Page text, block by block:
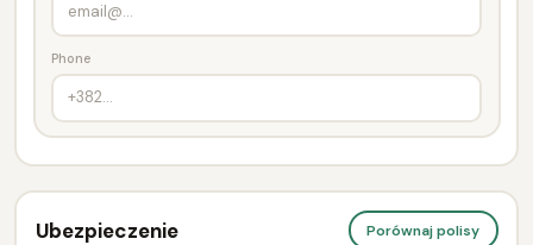
Phone
Ubezpieczenie Porównaj polisy